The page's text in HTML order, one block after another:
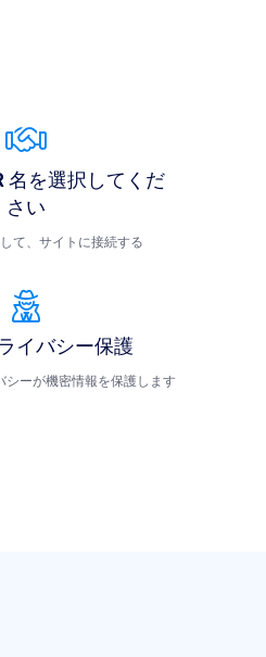
名を選択してくだ
さい
て、サイトに接続する
イバシー保護
シーが機密情報を保護します